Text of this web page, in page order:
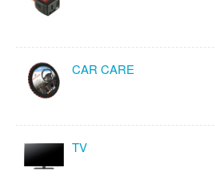
CAR CARE
TV